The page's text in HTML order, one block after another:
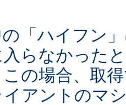
「ハイフン
らなかった
この場合、取
イアントのマ